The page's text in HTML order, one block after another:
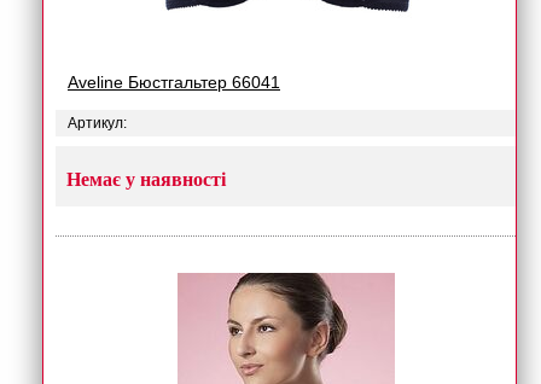
Aveline Бюстгальтер 66041
Артикул:
Немає у наявності